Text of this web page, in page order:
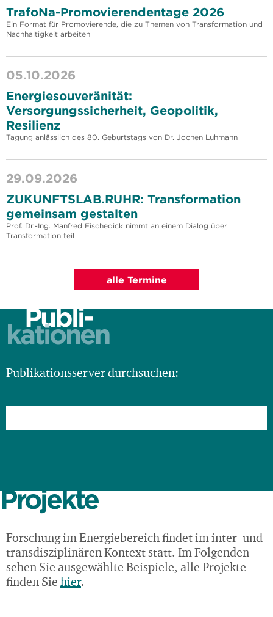
TrafoNa-Promovierendentage 2026
Ein Format für Promovierende, die zu Themen von Transformation und
Nachhaltigkeit arbeiten
05.10.2026
Energiesouveränität:
Versorgungssicherheit, Geopolitik,
Resilienz
Tagung anlässlich des 80. Geburtstags von Dr. Jochen Luhmann
29.09.2026
ZUKUNFTSLAB.RUHR: Transformation
gemeinsam gestalten
Prof. Dr.-Ing. Manfred Fischedick nimmt an einem Dialog über
Transformation teil
alle Termine
Publi-
kationen
Publikationsserver durchsuchen:
Projekte
Forschung im Energiebereich findet im inter- und
transdisziplinären Kontext statt. Im Folgenden
sehen Sie ausgewählte Beispiele, alle Projekte
finden Sie hier.